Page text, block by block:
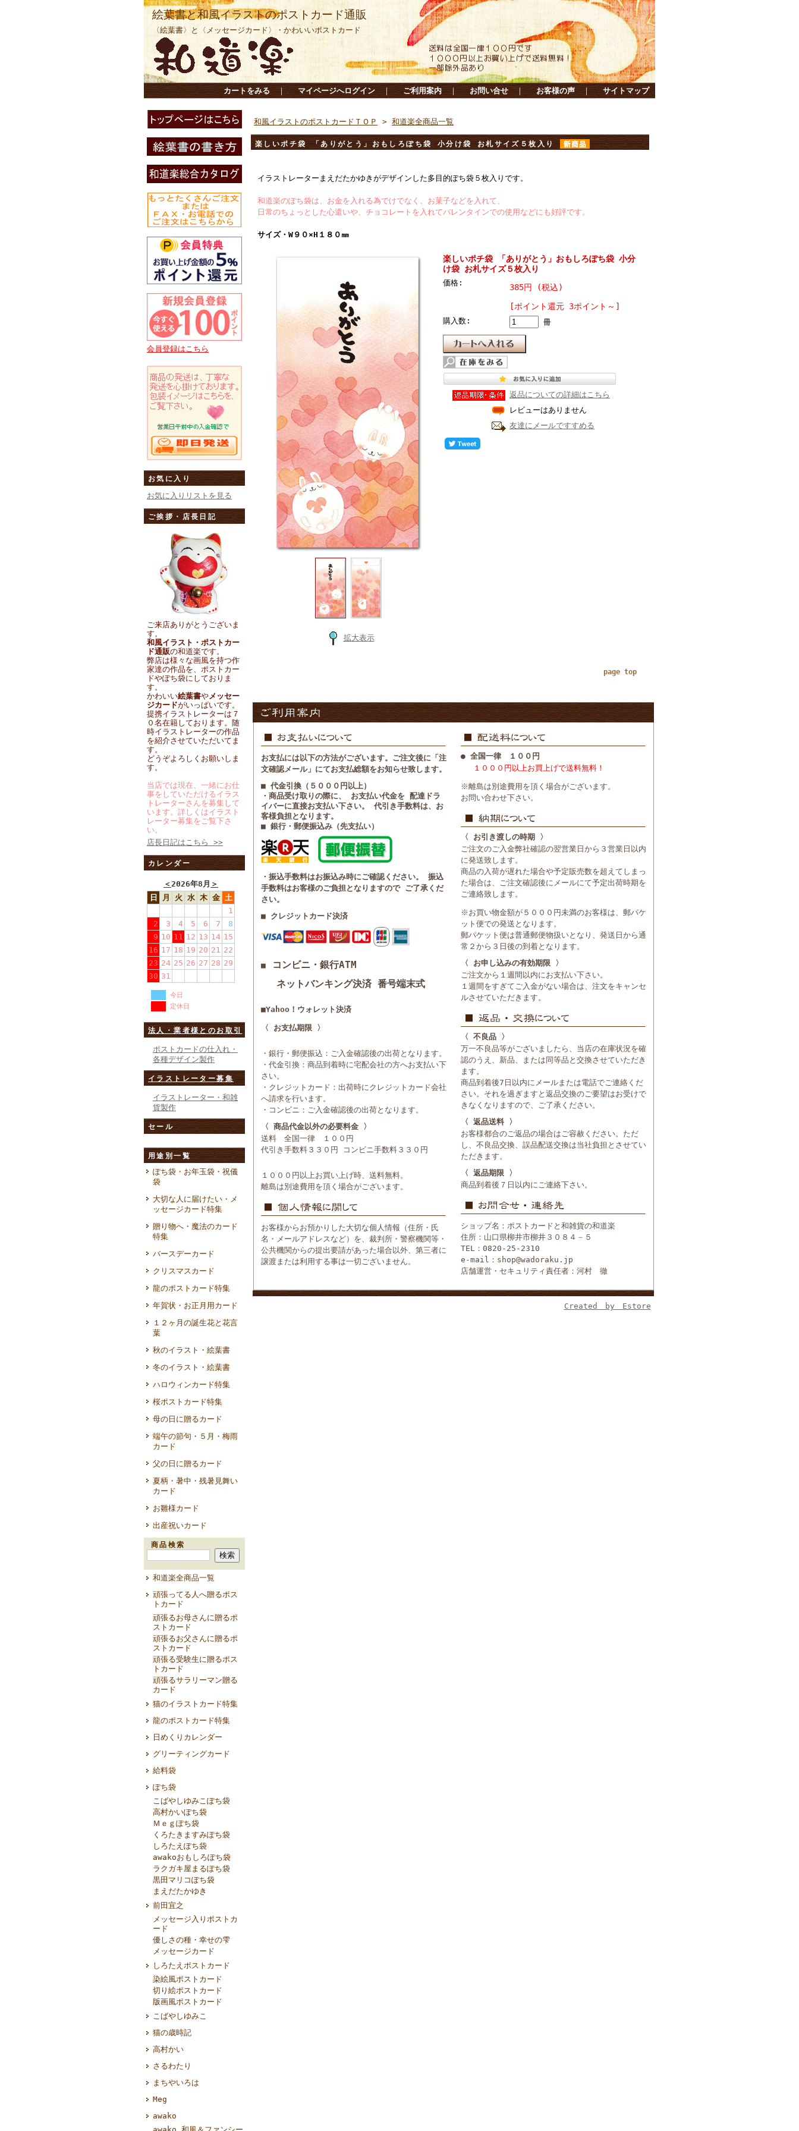
絵葉書と和風イラストのポストカード通販
〈絵葉書〉と〈メッセージカード〉・かわいいポストカード
カートをみる ｜ マイページへログイン ｜ ご利用案内 ｜ お問い合せ ｜ お客様の声 ｜ サイトマップ
会員登録はこちら
お気に入り
お気に入りリストを見る
ご挨拶・店長日記
ご来店ありがとうございま
す。
和風イラスト・ポストカー
ド通販の和道楽です。
弊店は様々な画風を持つ作
家達の作品を、ポストカー
ドやぽち袋にしておりま
す。
かわいい絵葉書やメッセー
ジカードがいっぱいです。
提携イラストレーターは７
０名在籍しております。随
時イラストレーターの作品
を紹介させていただいてま
す。
どうぞよろしくお願いしま
す。
当店では現在、一緒にお仕
事をしていただけるイラス
トレーターさんを募集して
います。詳しくはイラスト
レーター募集をご覧下さ
い。
店長日記はこちら >>
カレンダー
＜2026年8月 ＞
日
月 火 水 木 金 土
1
2
3 4 5 6 7
8
9 10 11 12 13 14 15
16 17 18 19 20 21 22
23 24 25 26 27 28 29
30 31
今日
定休日
法人・業者様とのお取引
ポストカードの仕入れ・
各種デザイン製作
イラストレーター募集
イラストレーター・和雑
貨製作
セール
用途別一覧
ぽち袋・お年玉袋・祝儀
袋
大切な人に届けたい・メ
ッセージカード特集
贈り物へ・魔法のカード
特集
バースデーカード
クリスマスカード
龍のポストカード特集
年賀状・お正月用カード
１２ヶ月の誕生花と花言
葉
秋のイラスト・絵葉書
冬のイラスト・絵葉書
ハロウィンカード特集
桜ポストカード特集
母の日に贈るカード
端午の節句・５月・梅雨
カード
父の日に贈るカード
夏柄・暑中・残暑見舞い
カード
お雛様カード
出産祝いカード
商品検索
和道楽全商品一覧
頑張ってる人へ贈るポス
トカード
頑張るお母さんに贈るポ
ストカード
頑張るお父さんに贈るポ
ストカード
頑張る受験生に贈るポス
トカード
頑張るサラリーマン贈る
カード
猫のイラストカード特集
龍のポストカード特集
日めくりカレンダー
グリーティングカード
給料袋
ぽち袋
こばやしゆみこぽち袋
高村かいぽち袋
Ｍｅｇぽち袋
くろたきますみぽち袋
しろたえぽち袋
awakoおもしろぽち袋
ラクガキ屋まるぽち袋
黒田マリコぽち袋
まえだたかゆき
前田宜之
メッセージ入りポストカ
ード
優しさの種・幸せの雫
メッセージカード
しろたえポストカード
染絵風ポストカード
切り絵ポストカード
版画風ポストカード
こばやしゆみこ
猫の歳時記
高村かい
さるわたり
まちやいろは
Meg
awako
和風イラストのポストカードＴＯＰ > 和道楽全商品一覧
楽しいポチ袋 「ありがとう」おもしろぽち袋 小分け袋 お札サイズ５枚入り
イラストレーターまえだたかゆきがデザインした多目的ぽち袋５枚入りです。
和道楽のぽち袋は、お金を入れる為でけでなく、お菓子などを入れて、
日常のちょっとした心遣いや、チョコレートを入れてバレンタインでの使用などにも好評です。
サイズ・W９０×H１８０㎜
拡大表示
楽しいポチ袋 「ありがとう」おもしろぽち袋 小分
け袋 お札サイズ５枚入り
価格:
385円 (税込)
[ポイント還元 3ポイント～]
購入数: 冊
返品についての詳細はこちら
レビューはありません
友達にメールですすめる
page top
お支払には以下の方法がございます。ご注文後に「注
文確認メール」にてお支払総額をお知らせ致します。
■ 代金引換（５０００円以上）
・商品受け取りの際に、 お支払い代金を 配達ドラ
イバーに直接お支払い下さい。 代引き手数料は、お
客様負担となります。
■ 銀行・郵便振込み（先支払い）
・振込手数料はお振込み時にご確認ください。 振込
手数料はお客様のご負担となりますので ご了承くだ
さい。
■ クレジットカード決済
■
コンビニ・銀行ATM
ネットバンキング決済 番号端末式
■Yahoo！ウォレット決済
〈 お支払期限 〉
・銀行・郵便振込：ご入金確認後の出荷となります。
・代金引換：商品到着時に宅配会社の方へお支払い下
さい。
・クレジットカード：出荷時にクレジットカード会社
へ請求を行います。
・コンビニ：ご入金確認後の出荷となります。
〈 商品代金以外の必要料金 〉
送料 全国一律 １００円
代引き手数料３３０円 コンビニ手数料３３０円
１０００円以上お買い上げ時、送料無料。
離島は別途費用を頂く場合がございます。
お客様からお預かりした大切な個人情報（住所・氏
名・メールアドレスなど）を、裁判所・警察機関等・
公共機関からの提出要請があった場合以外、第三者に
譲渡または利用する事は一切ございません。
● 全国一律 １００円
１０００円以上お買上げで送料無料！
※離島は別途費用を頂く場合がございます。
お問い合わせ下さい。
〈 お引き渡しの時期 〉
ご注文のご入金弊社確認の翌営業日から３営業日以内
に発送致します。
商品の入荷が遅れた場合や予定販売数を超えてしまっ
た場合は、ご注文確認後にメールにて予定出荷時期を
ご連絡致します。
※お買い物金額が５０００円未満のお客様は、郵パケ
ット便での発送となります。
郵パケット便は普通郵便物扱いとなり、発送日から通
常２から３日後の到着となります。
〈 お申し込みの有効期限 〉
ご注文から１週間以内にお支払い下さい。
１週間をすぎてご入金がない場合は、注文をキャンセ
ルさせていただきます。
〈 不良品 〉
万一不良品等がございましたら、当店の在庫状況を確
認のうえ、新品、または同等品と交換させていただき
ます。
商品到着後7日以内にメールまたは電話でご連絡くだ
さい。それを過ぎますと返品交換のご要望はお受けで
きなくなりますので、ご了承ください。
〈 返品送料 〉
お客様都合のご返品の場合はご容赦ください。ただ
し、不良品交換、誤品配送交換は当社負担とさせてい
ただきます。
〈 返品期限 〉
商品到着後７日以内にご連絡下さい。
ショップ名：ポストカードと和雑貨の和道楽
住所：山口県柳井市柳井３０８４－５
TEL：0820-25-2310
e-mail：shop@wadoraku.jp
店舗運営・セキュリティ責任者：河村 徹
Created by Estore